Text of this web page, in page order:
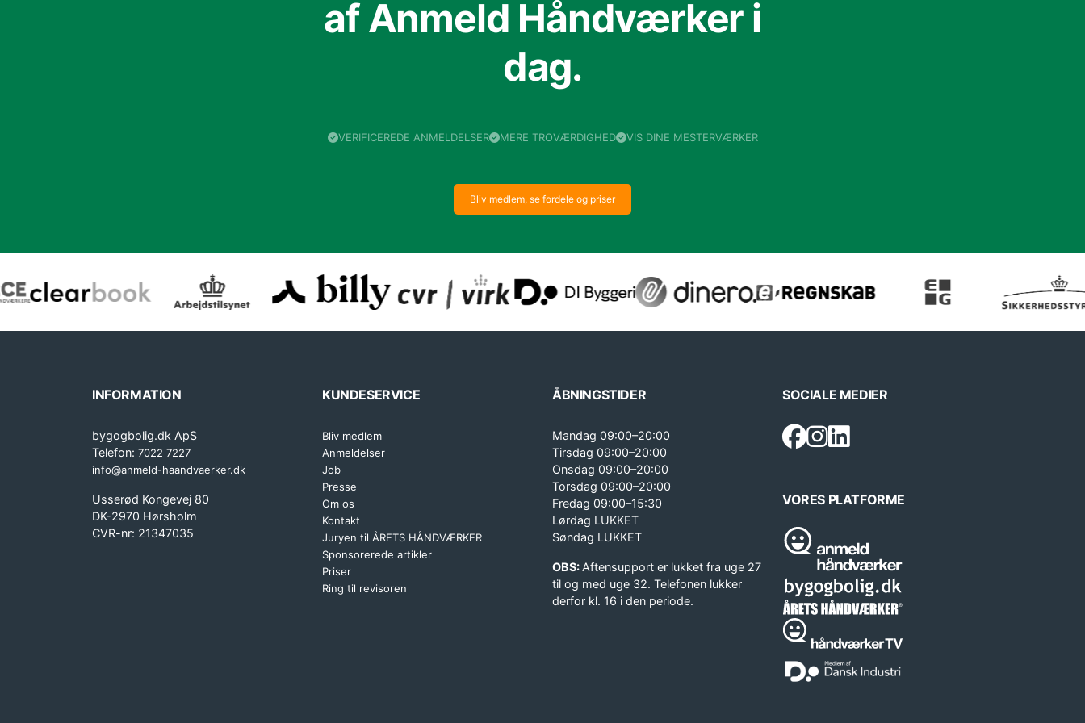
af Anmeld Håndværker i
dag.
VERIFICEREDE ANMELDELSER MERE TROVÆRDIGHED VIS DINE MESTERVÆRKER
Bliv medlem, se fordele og priser
INFORMATION
bygogbolig.dk ApS
Telefon: 7022 7227
info@anmeld-haandvaerker.dk
Usserød Kongevej 80
DK-2970 Hørsholm
CVR-nr: 21347035
KUNDESERVICE
Bliv medlem
Anmeldelser
Job
Presse
Om os
Kontakt
Juryen til ÅRETS HÅNDVÆRKER
Sponsorerede artikler
Priser
Ring til revisoren
ÅBNINGSTIDER
Mandag 09:00–20:00
Tirsdag 09:00–20:00
Onsdag 09:00–20:00
Torsdag 09:00–20:00
Fredag 09:00–15:30
Lørdag LUKKET
Søndag LUKKET
OBS:Aftensupport er lukket fra uge 27
til og med uge 32. Telefonen lukker
derfor kl. 16 i den periode.
SOCIALE MEDIER
VORES PLATFORME